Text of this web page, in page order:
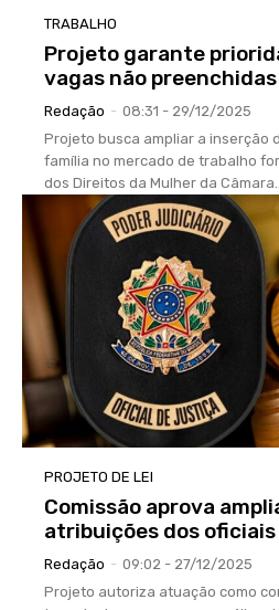
TRABALHO
Projeto garante
vagas não
Redação - 08:31 - 29/12/2025
Projeto busca ampliar a inserção
família no mercado de trabalho formal A Comissão de
dos Direitos da Mulher da
PROJETO DE LEI
Comissão aprova
atribuições dos
Redação - 09:02 - 27/12/2025
Projeto autoriza atuação como